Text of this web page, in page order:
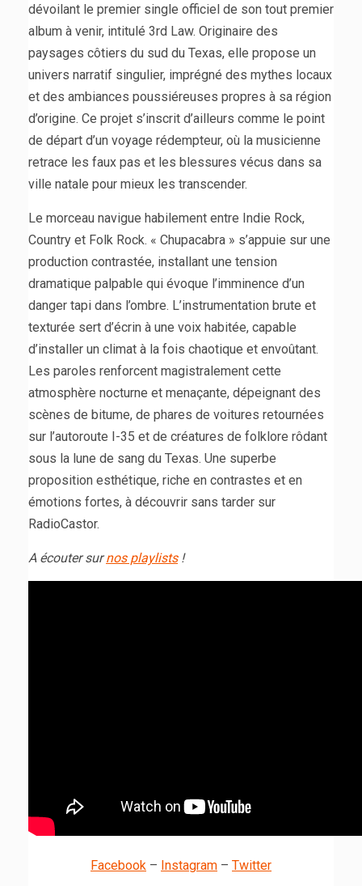
dévoilant le premier single officiel de son tout premier
album à venir, intitulé 3rd Law. Originaire des
paysages côtiers du sud du Texas, elle propose un
univers narratif singulier, imprégné des mythes locaux
et des ambiances poussiéreuses propres à sa région
d’origine. Ce projet s’inscrit d’ailleurs comme le point
de départ d’un voyage rédempteur, où la musicienne
retrace les faux pas et les blessures vécus dans sa
ville natale pour mieux les transcender.
Le morceau navigue habilement entre Indie Rock,
Country et Folk Rock. « Chupacabra » s’appuie sur une
production contrastée, installant une tension
dramatique palpable qui évoque l’imminence d’un
danger tapi dans l’ombre. L’instrumentation brute et
texturée sert d’écrin à une voix habitée, capable
d’installer un climat à la fois chaotique et envoûtant.
Les paroles renforcent magistralement cette
atmosphère nocturne et menaçante, dépeignant des
scènes de bitume, de phares de voitures retournées
sur l’autoroute I-35 et de créatures de folklore rôdant
sous la lune de sang du Texas. Une superbe
proposition esthétique, riche en contrastes et en
émotions fortes, à découvrir sans tarder sur
RadioCastor.
A écouter surnos playlists!
Facebook – Instagram – Twitter